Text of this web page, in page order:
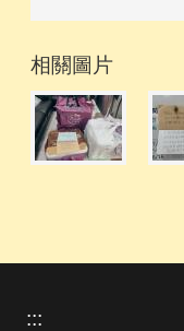
相關圖片
:::